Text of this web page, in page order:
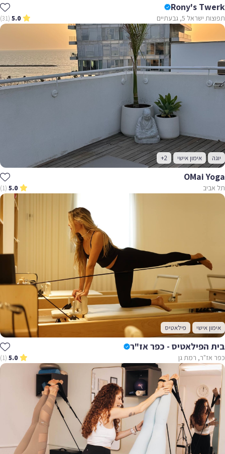
Rony's Twerk
תפוצות ישראל 5, גבעתיים 5.0
(31)
יוגה אימון אישי +2
OMai Yoga
תל אביב 5.0
(1)
אימון אישי פילאטיס
בית הפילאטיס - כפר אז"ר
כפר אז"ר, רמת גן 5.0
(1)